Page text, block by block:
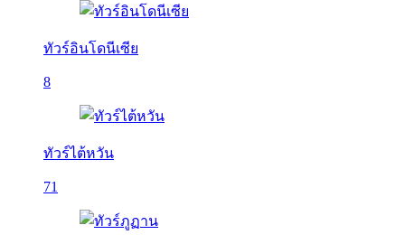
ทัวร์อินโดนีเซีย
8
ทัวร์ไต้หวัน
71